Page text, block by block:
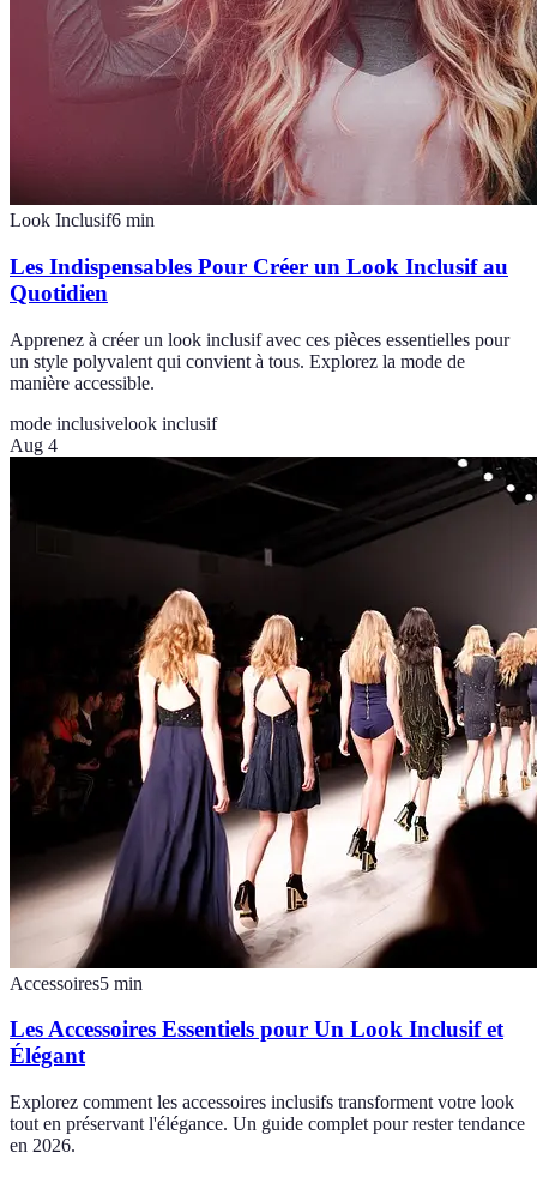
Look Inclusif6 min
Les Indispensables Pour Créer un Look Inclusif au
Quotidien
Apprenez à créer un look inclusif avec ces pièces essentielles pour
un style polyvalent qui convient à tous. Explorez la mode de
manière accessible.
mode inclusivelook inclusif
Aug 4
Accessoires5 min
Les Accessoires Essentiels pour Un Look Inclusif et
Élégant
Explorez comment les accessoires inclusifs transforment votre look
tout en préservant l'élégance. Un guide complet pour rester tendance
en 2026.